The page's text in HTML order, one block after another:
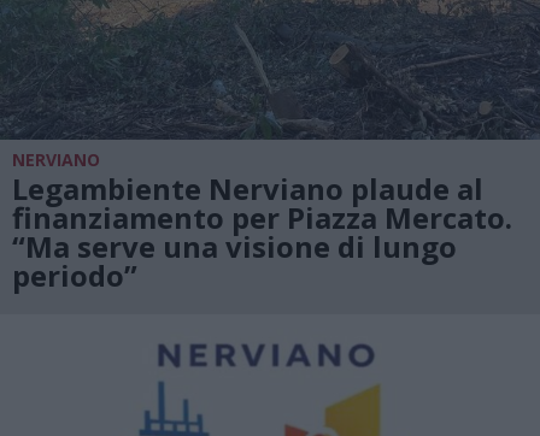
NERVIANO
Legambiente Nerviano plaude al
finanziamento per Piazza Mercato.
“Ma serve una visione di lungo
periodo”